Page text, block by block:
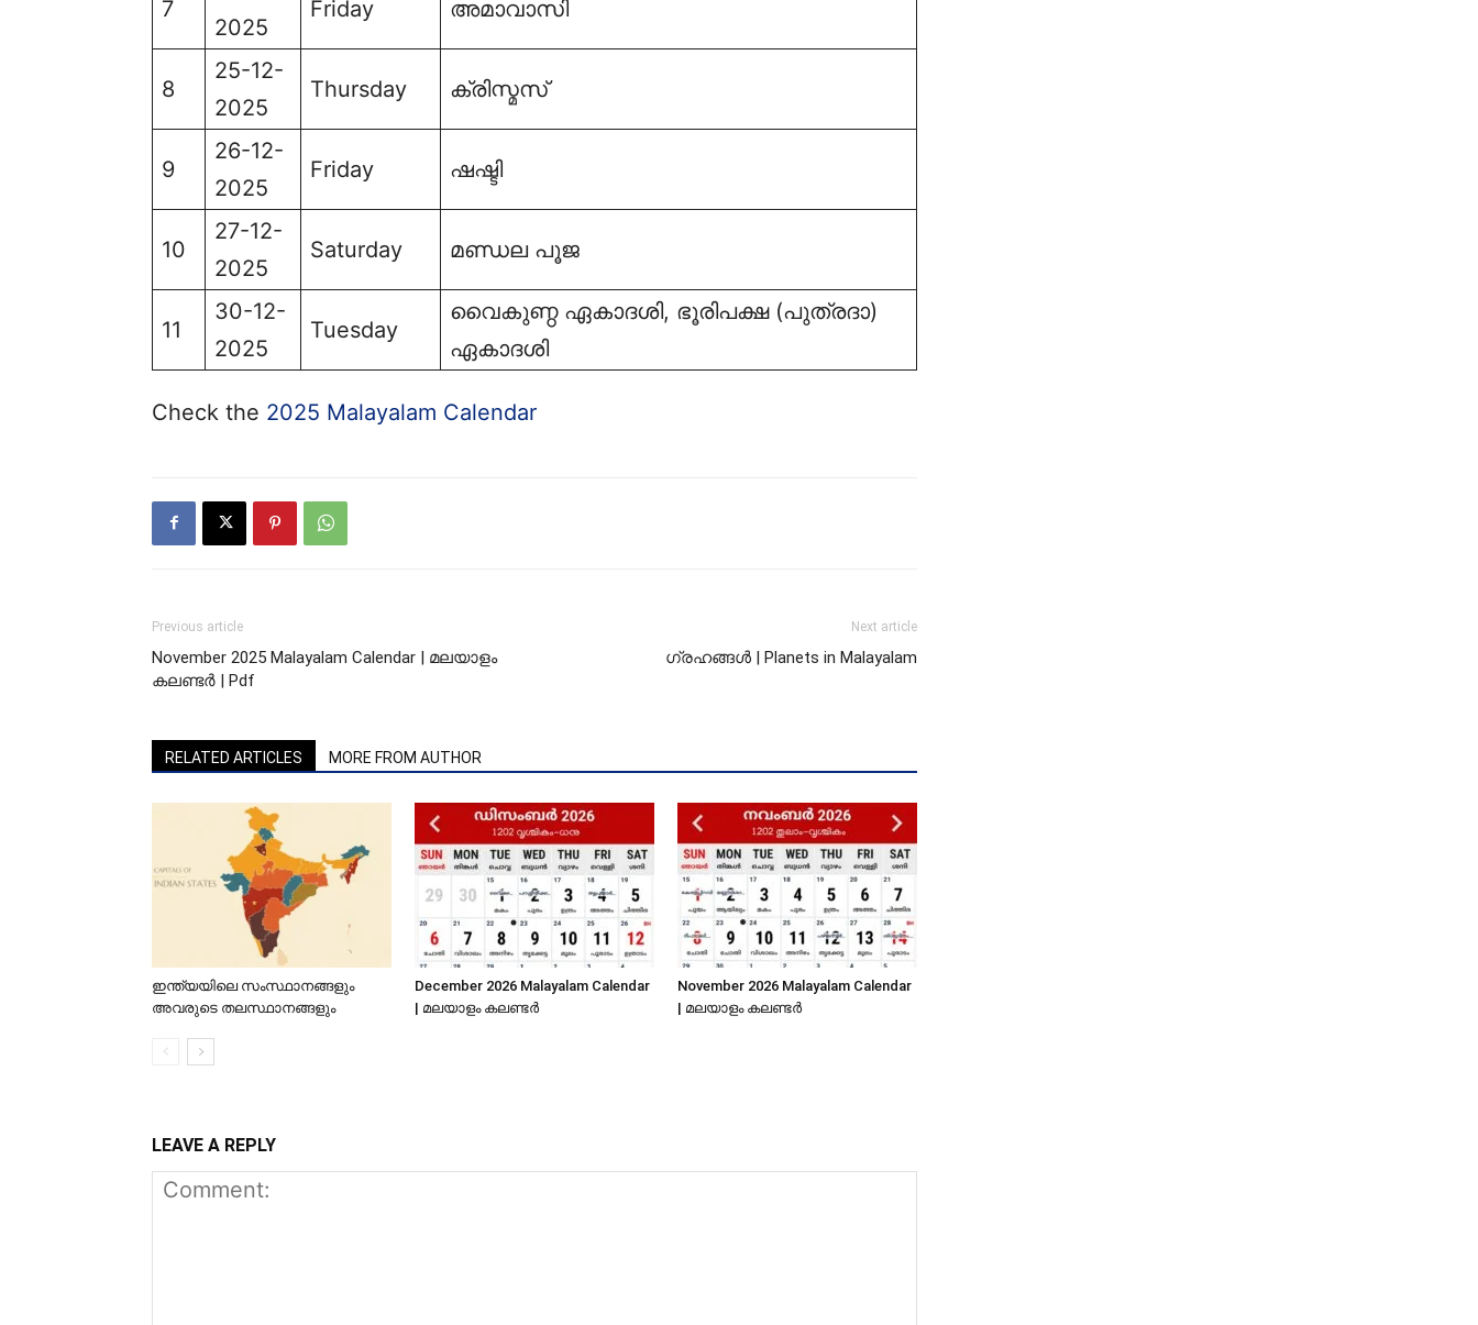
7
2025
Friday അമാവാസി
8
25-12-
2025
Thursday ക്രിസ്മസ്
9
26-12-
2025
Friday ഷഷ്ടി
10
27-12-
2025
Saturday മണ്ഡല പൂജ
11
30-12-
2025
Tuesday
വൈകുണ്ഠ ഏകാദശി, ഭൂരിപക്ഷ (പുത്രദാ)
ഏകാദശി
Check the 2025 Malayalam Calendar
Previous article
November 2025 Malayalam Calendar | മലയാളം
കലണ്ടർ | Pdf
Next article
ഗ്രഹങ്ങൾ | Planets in Malayalam
RELATED ARTICLES MORE FROM AUTHOR
ഇന്ത്യയിലെ സംസ്ഥാനങ്ങളും
അവരുടെ തലസ്ഥാനങ്ങളും
December 2026 Malayalam Calendar
| മലയാളം കലണ്ടർ
November 2026 Malayalam Calendar
| മലയാളം കലണ്ടർ
LEAVE A REPLY